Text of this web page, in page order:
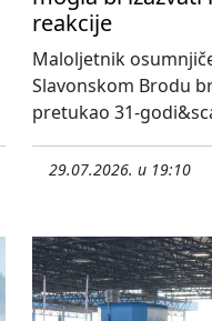
reakcije
Maloljetnik
Slavonskom Brodu
pretukao 31-
29.07.2026. u 19:10